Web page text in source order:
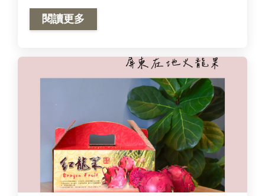
閱讀更多